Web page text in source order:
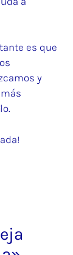
es que
y